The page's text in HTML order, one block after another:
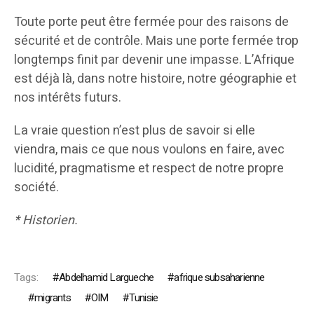
Toute porte peut être fermée pour des raisons de
sécurité et de contrôle. Mais une porte fermée trop
longtemps finit par devenir une impasse. L’Afrique
est déjà là, dans notre histoire, notre géographie et
nos intérêts futurs.
La vraie question n’est plus de savoir si elle
viendra, mais ce que nous voulons en faire, avec
lucidité, pragmatisme et respect de notre propre
société.
* Historien.
Tags: Abdelhamid Largueche
afrique subsaharienne
migrants
OIM Tunisie